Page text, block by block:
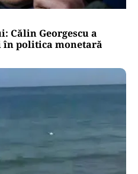
Călin Georgescu a
politica monetară